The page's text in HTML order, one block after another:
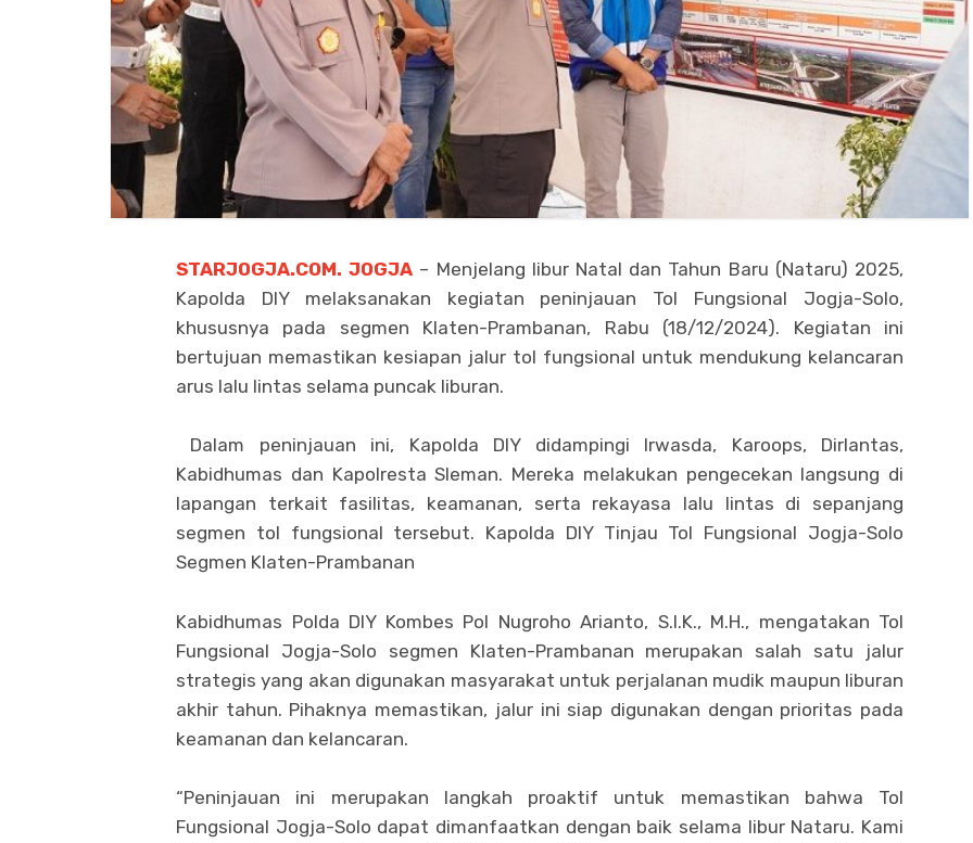
STARJOGJA.COM. JOGJA – Menjelang libur Natal dan Tahun Baru (Nataru) 2025,
Kapolda DIY melaksanakan kegiatan peninjauan Tol Fungsional Jogja-Solo,
khususnya pada segmen Klaten-Prambanan, Rabu (18/12/2024). Kegiatan ini
bertujuan memastikan kesiapan jalur tol fungsional untuk mendukung kelancaran
arus lalu lintas selama puncak liburan.
Dalam peninjauan ini, Kapolda DIY didampingi Irwasda, Karoops, Dirlantas,
Kabidhumas dan Kapolresta Sleman. Mereka melakukan pengecekan langsung di
lapangan terkait fasilitas, keamanan, serta rekayasa lalu lintas di sepanjang
segmen tol fungsional tersebut. Kapolda DIY Tinjau Tol Fungsional Jogja-Solo
Segmen Klaten-Prambanan
Kabidhumas Polda DIY Kombes Pol Nugroho Arianto, S.I.K., M.H., mengatakan Tol
Fungsional Jogja-Solo segmen Klaten-Prambanan merupakan salah satu jalur
strategis yang akan digunakan masyarakat untuk perjalanan mudik maupun liburan
akhir tahun. Pihaknya memastikan, jalur ini siap digunakan dengan prioritas pada
keamanan dan kelancaran.
“Peninjauan ini merupakan langkah proaktif untuk memastikan bahwa Tol
Fungsional Jogja-Solo dapat dimanfaatkan dengan baik selama libur Nataru. Kami